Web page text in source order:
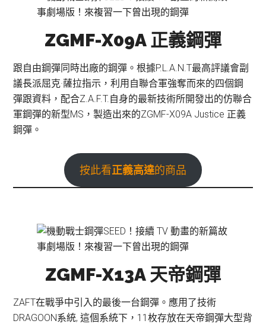
ZGMF-X09A 正義鋼彈
跟自由鋼彈同時出廠的鋼彈。根據P.L.A.N.T最高評議會副
議長派屈克·薩拉指示，利用自聯合軍強奪而來的四個鋼
彈跟資料，配合Z.A.F.T.自身的最新技術所開發出的仿聯合
軍鋼彈的新型MS，製造出來的ZGMF-X09A Justice 正義
鋼彈。
按此看正義高達的商品
ZGMF-X13A 天帝鋼彈
ZAFT在戰爭中引入的最後一台鋼彈。應用了技術
DRAGOON系統, 這個系統下，11枚存放在天帝鋼彈大型背